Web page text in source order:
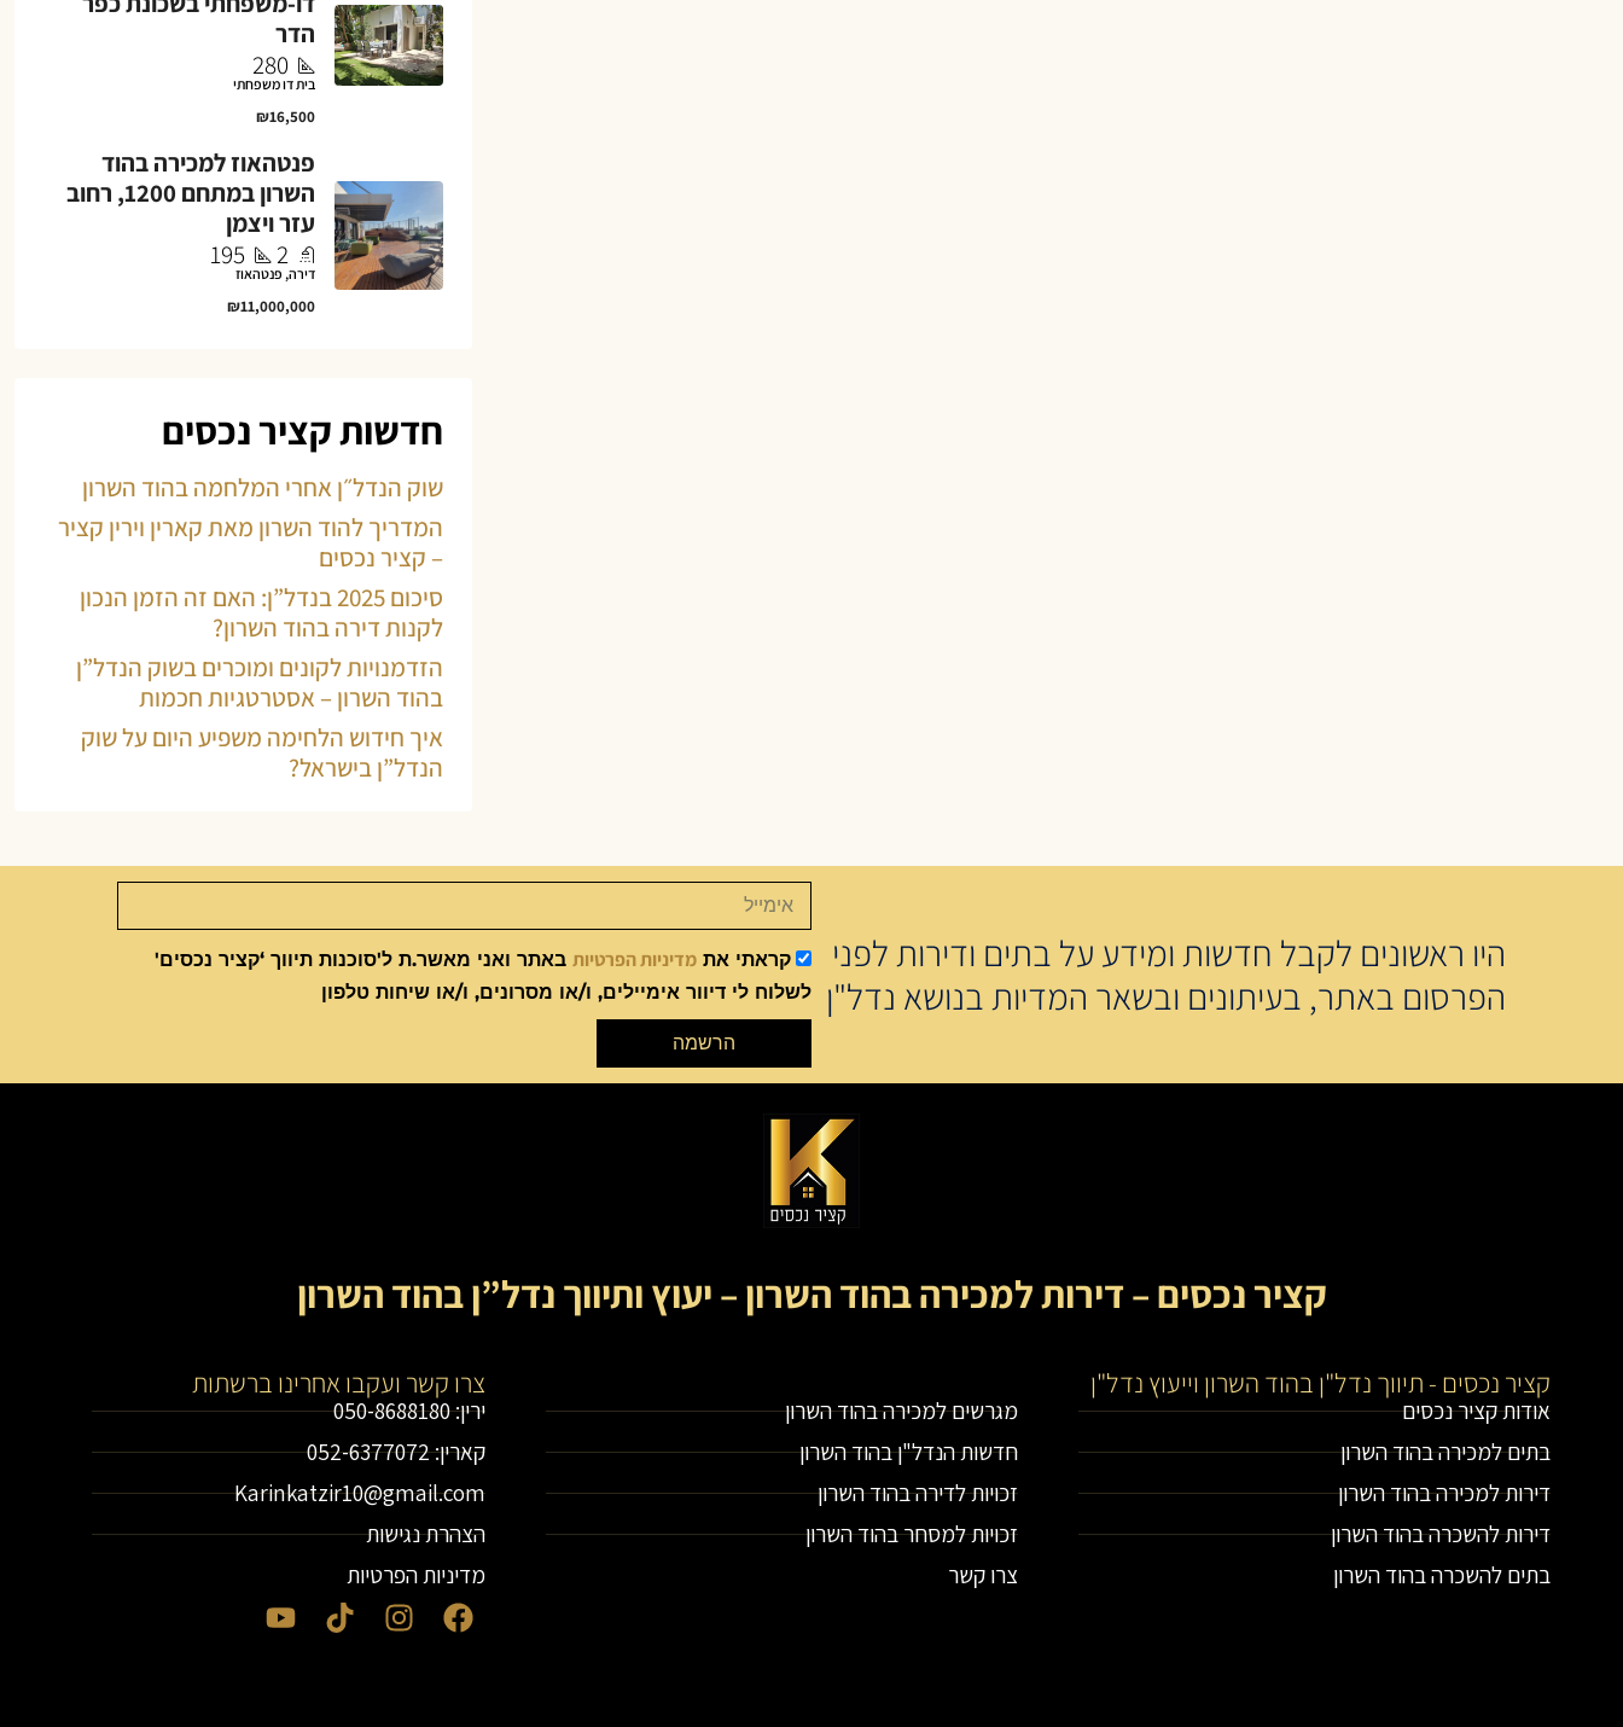
הדר
280
בית דו משפחתי
₪16,500
פנטהאוז למכירה בהוד
השרון במתחם 1200, רחוב
עזר ויצמן
2
195
דירה, פנטהאוז
₪11,000,000
חדשות קציר נכסים
שוק הנדל״ן אחרי המלחמה בהוד השרון
המדריך להוד השרון מאת קארין וירין קציר
– קציר נכסים
סיכום 2025 בנדל”ן: האם זה הזמן הנכון
לקנות דירה בהוד השרון?
הזדמנויות לקונים ומוכרים בשוק הנדל”ן
בהוד השרון – אסטרטגיות חכמות
איך חידוש הלחימה משפיע היום על שוק
הנדל”ן בישראל?
היו ראשונים לקבל חדשות ומידע על בתים ודירות לפני
הפרסום באתר, בעיתונים ובשאר המדיות בנושא נדל"ן
קראתי את מדיניות הפרטיות באתר ואני מאשר.ת ל'סוכנות תיווך ‘קציר נכסים'
לשלוח לי דיוור אימיילים, ו/או מסרונים, ו/או שיחות טלפון
הרשמה
קציר נכסים – דירות למכירה בהוד השרון – יעוץ ותיווך נדל”ן בהוד השרון
קציר נכסים - תיווך נדל"ן בהוד השרון וייעוץ נדל"ן
אודות קציר נכסים
בתים למכירה בהוד השרון
דירות למכירה בהוד השרון
דירות להשכרה בהוד השרון
בתים להשכרה בהוד השרון
מגרשים למכירה בהוד השרון
חדשות הנדל"ן בהוד השרון
זכויות לדירה בהוד השרון
זכויות למסחר בהוד השרון
צרו קשר
צרו קשר ועקבו אחרינו ברשתות
ירין: 050-8688180
קארין: 052-6377072
Karinkatzir10@gmail.com
הצהרת נגישות
מדיניות הפרטיות